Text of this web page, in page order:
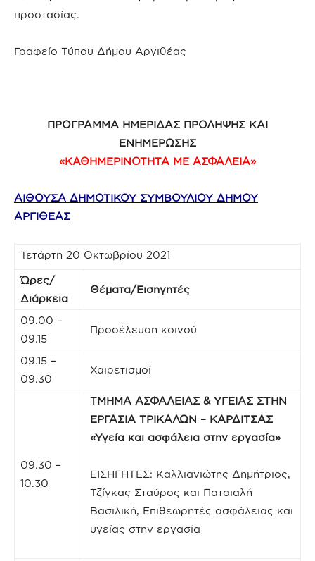
προστασίας.
Γραφείο Τύπου Δήμου Αργιθέας
ΠΡΟΓΡΑΜΜΑ ΗΜΕΡΙΔΑΣ ΠΡΟΛΗΨΗΣ ΚΑΙ
ΕΝΗΜΕΡΩΣΗΣ
«ΚΑΘΗΜΕΡΙΝΟΤΗΤΑ ΜΕ ΑΣΦΑΛΕΙΑ»
ΑΙΘΟΥΣΑ ΔΗΜΟΤΙΚΟΥ ΣΥΜΒΟΥΛΙΟΥ ΔΗΜΟΥ
ΑΡΓΙΘΕΑΣ
Τετάρτη 20 Οκτωβρίου 2021
Ώρες/
Διάρκεια
Θέματα/Εισηγητές
09.00 –
09.15
Προσέλευση κοινού
09.15 –
09.30
Χαιρετισμοί
09.30 –
10.30
ΤΜΗΜΑ ΑΣΦΑΛΕΙΑΣ & ΥΓΕΙΑΣ ΣΤΗΝ
ΕΡΓΑΣΙΑ ΤΡΙΚΑΛΩΝ – ΚΑΡΔΙΤΣΑΣ
«Υγεία και ασφάλεια στην εργασία»
ΕΙΣΗΓΗΤΕΣ: Καλλιανιώτης Δημήτριος,
Τζίγκας Σταύρος και Πατσιαλή
Βασιλική, Επιθεωρητές ασφάλειας και
υγείας στην εργασία